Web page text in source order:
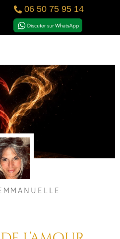
06 50 75 95 14